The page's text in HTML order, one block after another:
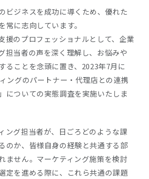
ビジネスを成功に導くため、優れた
常に志向しています。
援のプロフェッショナルとして、企業
担当者の声を深く理解し、お悩みや
ることを念頭に置き、2023年7月に
ングのパートナー・代理店との連携
」についての実態調査を実施いたしま
ング担当者が、日ごろどのような課
のか、皆様自身の経験と共通する部
ません。マーケティング施策を検討
定を進める際に、これら共通の課題